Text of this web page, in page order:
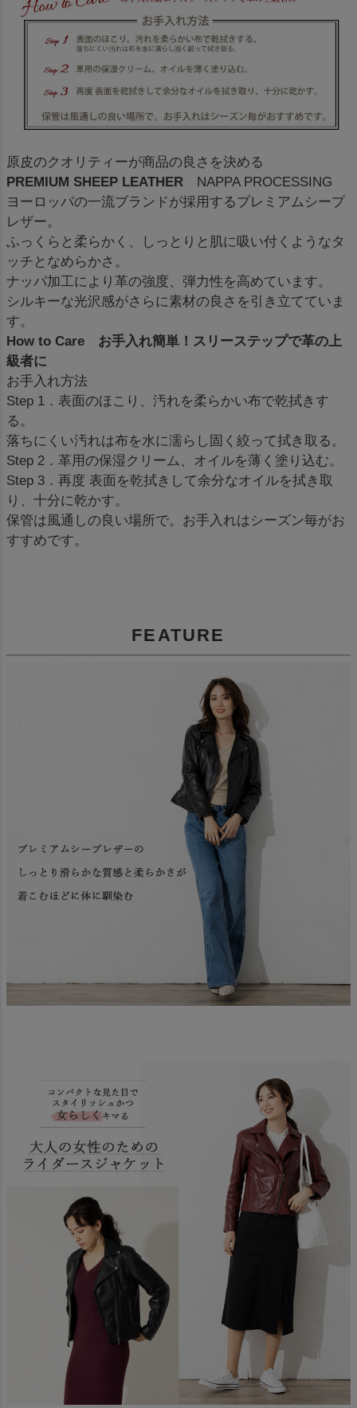
原皮のクオリティーが商品の良さを決める
PREMIUM SHEEP LEATHER NAPPA PROCESSING
ヨーロッパの一流ブランドが採用するプレミアムシープ
レザー。
ふっくらと柔らかく、しっとりと肌に吸い付くようなタ
ッチとなめらかさ。
ナッパ加工により革の強度、弾力性を高めています。
シルキーな光沢感がさらに素材の良さを引き立てていま
す。
How to Care お手入れ簡単！スリーステップで革の上
級者に
お手入れ方法
Step 1．表面のほこり、汚れを柔らかい布で乾拭きす
る。
落ちにくい汚れは布を水に濡らし固く絞って拭き取る。
Step 2．革用の保湿クリーム、オイルを薄く塗り込む。
Step 3．再度 表面を乾拭きして余分なオイルを拭き取
り、十分に乾かす。
保管は風通しの良い場所で。お手入れはシーズン毎がお
すすめです。
FEATURE